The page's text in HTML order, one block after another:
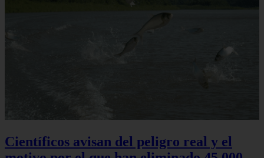
Científicos avisan del peligro real y el